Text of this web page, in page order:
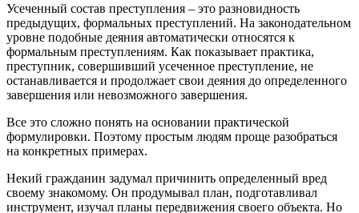
Усеченный состав преступления – это разновидность
предыдущих, формальных преступлений. На законодательном
уровне подобные деяния автоматически относятся к
формальным преступлениям. Как показывает практика,
преступник, совершивший усеченное преступление, не
останавливается и продолжает свои деяния до определенного
завершения или невозможного завершения.
Все это сложно понять на основании практической
формулировки. Поэтому простым людям проще разобраться
на конкретных примерах.
Некий гражданин задумал причинить определенный вред
своему знакомому. Он продумывал план, подготавливал
инструмент, изучал планы передвижения своего объекта. Но